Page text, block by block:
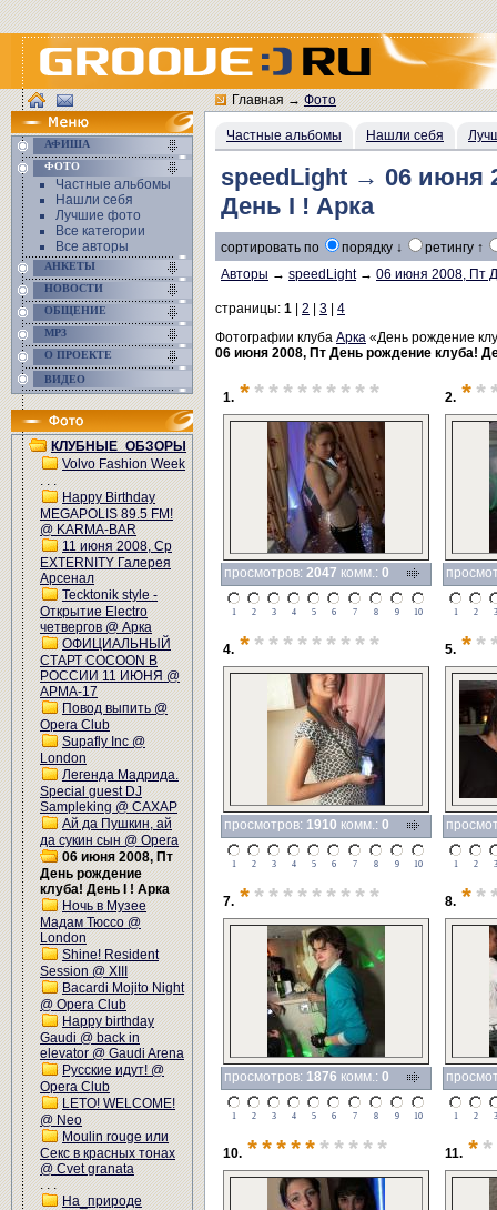
АФИША
ФОТО
Частные альбомы
Нашли себя
Лучшие фото
Все категории
Все авторы
АНКЕТЫ
НОВОСТИ
ОБЩЕНИЕ
MP3
О ПРОЕКТЕ
ВИДЕО
КЛУБНЫЕ_ОБЗОРЫ
Volvo Fashion Week
. . .
Happy Birthday
MEGAPOLIS 89.5 FM!
@ KARMA-BAR
11 июня 2008, Ср
EXTERNITY Галерея
Арсенал
Tecktonik style -
Открытие Electro
четвергов @ Арка
ОФИЦИАЛЬНЫЙ
СТАРТ COCOON В
РОССИИ 11 ИЮНЯ @
АРМА-17
Повод выпить @
Opera Club
Supafly Inc @
London
Легенда Мадрида.
Special guest DJ
Sampleking @ САХАР
Ай да Пушкин, ай
да сукин сын @ Opera
06 июня 2008, Пт
День рождение
клуба! День I ! Арка
Ночь в Музее
Мадам Тюссо @
London
Shine! Resident
Session @ XIII
Bacardi Mojito Night
@ Opera Club
Happy birthday
Gaudi @ back in
elevator @ Gaudi Arena
Русские идут! @
Opera Club
LETO! WELCOME!
@ Neo
Moulin rouge или
Секс в красных тонах
@ Cvet granata
. . .
На_природе
Главная→Фото
Частные альбомы Нашли себя
speedLight → 06 июня
День I ! Арка
сортировать по порядку ↓
ретингу ↑
Авторы → speedLight→ 06 июня 2008, Пт
страницы: 1 2 3
4
Фотографии клуба Арка «День рождение
06 июня 2008, Пт День рождение клуба!
1. * *********
просмотров: 2047 комм.: 0
1 2 3 4 5 6 7 8 9 10
2. *
1 2 3
4. * *********
просмотров: 1910 комм.: 0
1 2 3 4 5 6 7 8 9 10
5. *
1 2 3
7. * *********
просмотров: 1876 комм.: 0
1 2 3 4 5 6 7 8 9 10
8. *
1 2 3
10. ***** ***** 11. *